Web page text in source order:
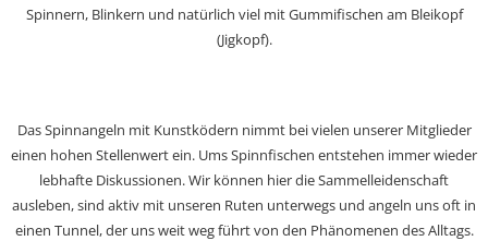
Spinnern, Blinkern und natürlich viel mit Gummifischen am Bleikopf
(Jigkopf).
Das Spinnangeln mit Kunstködern nimmt bei vielen unserer Mitglieder
einen hohen Stellenwert ein. Ums Spinnfischen entstehen immer wieder
lebhafte Diskussionen. Wir können hier die Sammelleidenschaft
ausleben, sind aktiv mit unseren Ruten unterwegs und angeln uns oft in
einen Tunnel, der uns weit weg führt von den Phänomenen des Alltags.